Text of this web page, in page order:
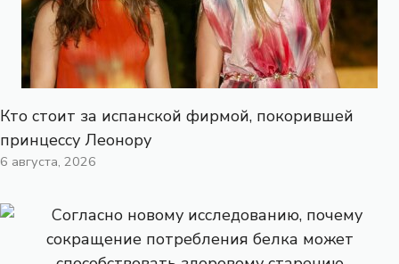
Кто стоит за испанской фирмой, покорившей
принцессу Леонору
6 августа, 2026